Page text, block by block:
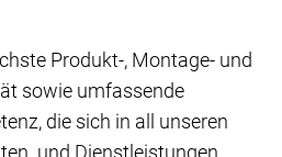
Produkt-, Montage- und
sowie umfassende
die sich in all unseren
und Dienstleistungen